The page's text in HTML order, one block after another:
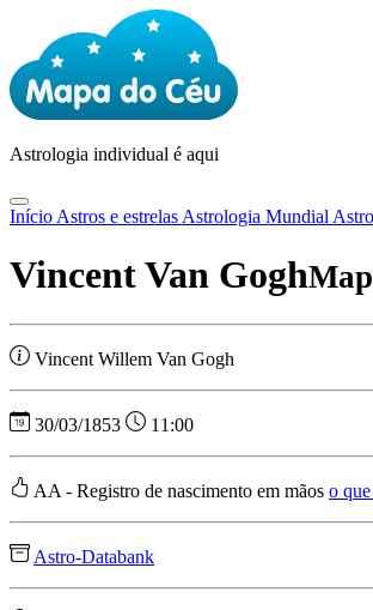
Astrologia individual é aqui
Início Astros e estrelas Astrologia Mundial
Vincent Van Gogh
Vincent Willem Van Gogh
30/03/1853 11:00
AA - Registro de nascimento em mãos o
Astro-Databank